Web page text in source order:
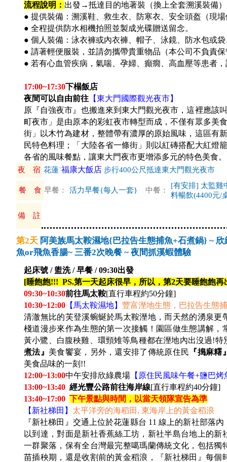
流程說明： 出發→抵達目的地著裝（換上全套溯溪裝
● 提供裝備：溯溪鞋、救生衣、防寒衣、安全頭盔（現
● 全程提供防水相機拍照並製成光碟贈送留念。
● 個人裝備：泳衣褲或內衣褲、帽子、泳鏡、防水包
● 請著輕便服裝，並請勿攜帶貴重物品（本公司不負責
● 若有心血管疾病，氣喘、孕婦、癲癇、高血壓等患者
17:00~17:30下榻飯店
夜間可以自由前往 【東大門國際觀光夜市】
原『自強夜市』也搬進來到東大門觀光夜市，這裡應該
町夜市」是由原本的彩虹夜市轉型而成，不僅有眾多美
街」以木竹為建材，整體帶有濃厚的原始風味，這區有
民特色料理；「大陸各省一條街」則以紅磚搭配大紅燈
各省的風味餐點，讓東大門夜市更增添多元的特色美食
夜 宿 花蓮˙福康大飯店 步行400公尺抵達東大門觀光夜市
餐 食 早餐： 活力早餐{每人一套} 中餐：
[有安排] 太監雞
料暢飲(4400元/
備 註
第2天 阿美族馬太鞍濕地{巴拉告生態捕魚+石煮鍋} ~
魚or飛魚香腸~ 三番2次晚餐 ~ 夜間抓溪蝦體驗
起床號 / 盥洗 / 早餐 / 09:30出發
[睡飽飽!!! PS.第一天起床很早，所以，第2天要睡飽飽
09:30~10:30前往馬太鞍[直行車程約50分鐘]
10:30~12:00 【馬太鞍濕地】 豐富溼地生態，巴拉告生態
清澈無比的芙登溪蜿蜒於馬太鞍溼地，而天然的湧泉
棧道漫步來作為生態的第一次接觸！園區做生態講解
黃小鷺、白腹秧雞、環頸雉等鳥種都在溼地內出沒過!特
煮法』 美食饗宴，另外，還安排了傳統原住民 『搗麻糬
美食品味的一刻!!
12:00~13:00中午安排欣綠農場 【原住民風味午餐+鹽巴
13:00~13:40 經光豐公路前往海岸線[直行車程約40分鐘]
13:40~17:00 下午景點與時間，以當天領隊宣告為準
【新社梯田】 太平洋旁的海稻田, 東海岸上的黃金稻浪
『新社梯田』交通上位於花蓮縣台 11 線上的新社部落
以到達，對面是新社香蕉絲工坊，新社半島台地上的
一群聚落，保有全台灣最完整噶瑪蘭傳統文化，包括
苗插秧期，還是收割前的黃金稻浪，『新社梯田』每